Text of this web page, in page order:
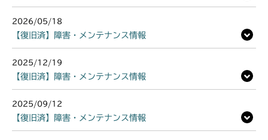
2026/05/18
【復旧済】障害・メンテナンス情報
2025/12/19
【復旧済】障害・メンテナンス情報
2025/09/12
【復旧済】障害・メンテナンス情報